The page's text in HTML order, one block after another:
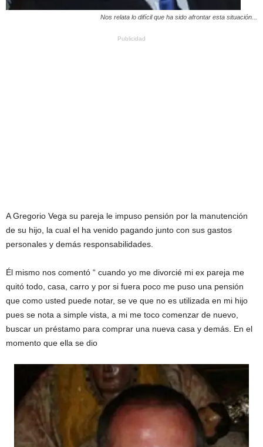
Nos relata lo difícil que ha sido afrontar esta situación...
Publicidad
A Gregorio Vega su pareja le impuso pensión por la manutención
de su hijo, la cual el ha venido pagando junto con sus gastos
personales y demás responsabilidades.
Él mismo nos comentó “ cuando yo me divorcié mi ex pareja me
quitó todo, casa, carro y por si fuera poco me puso una pensión
que como usted puede notar, se ve que no es utilizada en mi hijo
pues se nota a simple vista, a mi me toco comenzar de nuevo,
buscar un préstamo para comprar una nueva casa y demás. En el
momento que ella se dio